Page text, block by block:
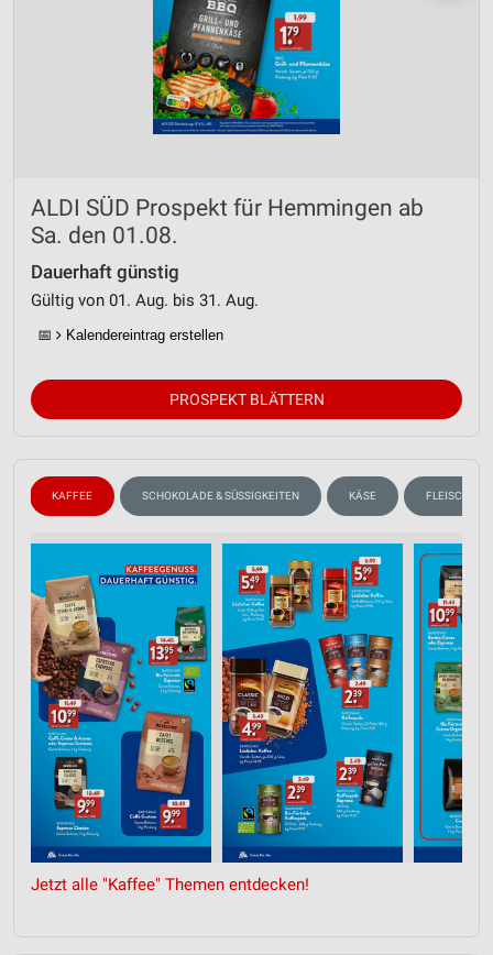
ALDI SÜD Prospekt für Hemmingen ab
Sa. den 01.08.
Dauerhaft günstig
Gültig von 01. Aug. bis 31. Aug.
📅 Kalendereintrag erstellen
PROSPEKT BLÄTTERN
KAFFEE SCHOKOLADE & SÜSSIGKEITEN KÄSE FLEISCH &
Jetzt alle "Kaffee" Themen entdecken!